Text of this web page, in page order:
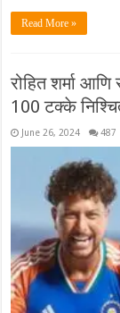
Read More »
रोहित शर्मा
100 टक्के
June 26, 2024 487